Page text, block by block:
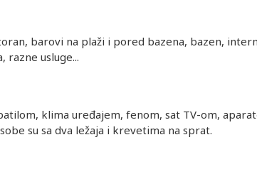
barovi na plaži i pored bazena, bazen,
razne usluge...
klima uređajem, fenom, sat TV-om,
su sa dva ležaja i krevetima na sprat.